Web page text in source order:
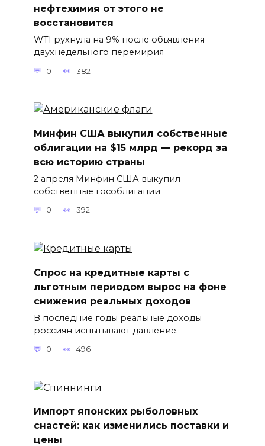
нефтехимия от этого не
восстановится
WTI рухнула на 9% после объявления
двухнедельного перемирия
0 382
Минфин США выкупил собственные
облигации на $15 млрд — рекорд за
всю историю страны
2 апреля Минфин США выкупил
собственные гособлигации
0 392
Спрос на кредитные карты с
льготным периодом вырос на фоне
снижения реальных доходов
В последние годы реальные доходы
россиян испытывают давление.
0 496
Импорт японских рыболовных
снастей: как изменились поставки и
цены